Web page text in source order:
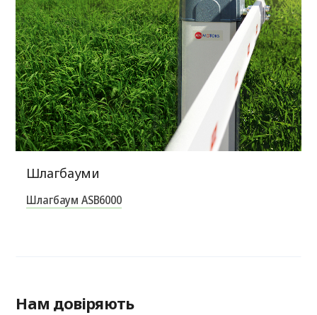
Шлагбауми
Шлагбаум ASB6000
Нам довіряють